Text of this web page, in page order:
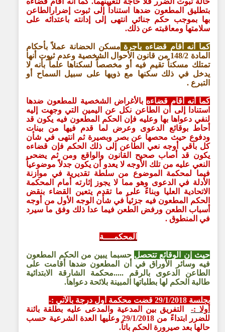
بتطليق المطعون ضدها استناداً إلى ثبوت إضرارالطاعن
بها بموجب حكم جنائي انتهى إلى إدانته باعتدائه على
سلامتها ومعاقبته عن ذلك.
كما أنه أقام قضاءه بأجرة مسكن الحضانة عملاً بأحكام
المادة 148/2 من قانون الأحوال الشخصية وعدم ثبوت أنها
تمتلك مسكناً تقيم فيه أو مخصصاً لسكناها علماً بأنه لا
يدخل في ذلك سكنها مع ذويها على سبيل السماح أو
التبرع .
كما أنه أقام قضاءه بالأغراض الشخصية للمطعون ضدها
استنادا إلى أن الطاعن نكل عن اليمين التي وجهت إليه
لنفي دعواها بها وعليه فإن الحكم المطعون فيه يكون قد
أحاط بوقائع الدعوى وعرض لما قدم فيها من بينات
ودفوع حيث محصها عن بصر وبصيرة ثم انتهى في شأن
كل باقي أوجه نعي الطاعن إلى ذلك الحكم فإن قضاءه
يكون قد أصاب صحيح القانون والواقع ومن ثم يضحى
النعي عليه من تلك الأوجه لا يعدو أن يكون جدلاً موضوعياً
فيما لمحكمة الموضوع من سلطة تقديرية في موازنة
الأدلة في الدعوى وهو مما لا يجوز إثارته أمام المحكمة
الاتحادية العليا وبناءً على ما تقدم يتعين القضاء بنقض
الحكم المطعون فيه جزئياً في شأن الوجه الأول من أوجه
أسباب الطعن ورفض الطعن فيما عدا ذلك وفق ما سيرد
في المنطوق .
المحكمــــة
حيث إن الوقائع تتحصل حسبما يبين من الحكم المطعون
فيه وسائر الأوراق في أن المطعون ضدها أقامت على
الطاعن الدعوى بالرقم .....محكمة الشارقة الابتدائية
طالبة الحكم لها بطلباتها المبينة بلائحة دعواها.
بجلسة 29/1/2018 قضت محكمة أول درجة بالآتي :-
أولا :-
التفريق بين المدعية والمدعى عليه بطلقة بائنة
للضرر ابتداءً من 29/1/2018 وعليها العدة الشرعية حسب
حالها بعد صيرورة الحكم باتاً.